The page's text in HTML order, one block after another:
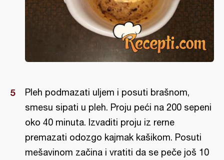
Pleh podmazati uljem i posuti brašnom,
smesu sipati u pleh. Proju peći na 200 sepeni
oko 40 minuta. Izvaditi proju iz rerne
premazati odozgo kajmak kašikom. Posuti
mešavinom začina i vratiti da se peče još 10